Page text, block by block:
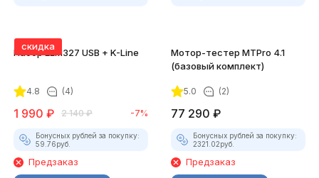
скидка
Набор ELM327 USB + K-Line
4.8 (4)
1 990 ₽ 2 140 ₽ -7%
Бонусных рублей за покупку:
59.76руб.
Предзаказ
Мотор-тестер MTPro 4.1
(базовый комплект)
5.0 (2)
77 290 ₽
Бонусных рублей за покупку:
2321.02руб.
Предзаказ